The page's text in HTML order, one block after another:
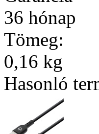
36 hónap
Tömeg:
0,16 kg
Hasonló